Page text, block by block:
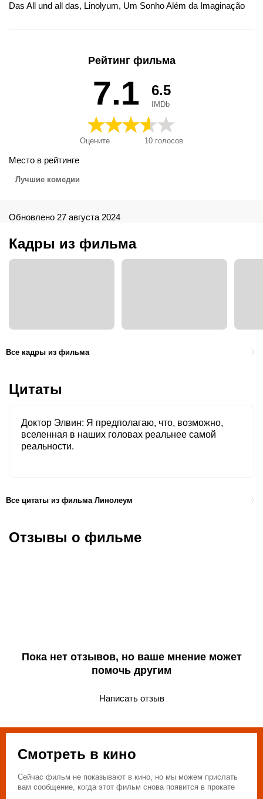
Das All und all das, Linolyum, Um Sonho Além da Imaginação
Рейтинг фильма
7.1
Оцените 10 голосов
6.5
IMDb
Место в рейтинге
Лучшие комедии
Обновлено 27 августа 2024
Кадры из фильма
Все кадры из фильма
Цитаты
Доктор Элвин Я предполагаю, что, возможно,
вселенная в наших головах реальнее самой
реальности.
Все цитаты из фильма Линолеум
Отзывы о фильме
Пока нет отзывов, но ваше мнение может
помочь другим
Написать отзыв
Смотреть в кино
Сейчас фильм не показывают в кино, но мы можем прислать
вам сообщение, когда этот фильм снова появится в прокате